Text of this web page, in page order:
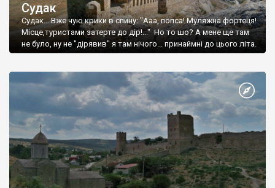
Судак
Судак... Вже чую крики в спину: "Ааа, попса! Муляжна фортеця!
Місце,туристами затерте до дір!..." Но то шо? А мене ще там
не було, ну не "дірявив" я там нічого... принаймні до цього літа.